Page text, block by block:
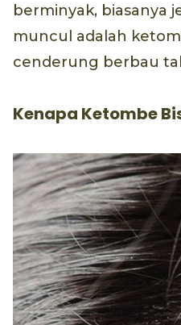
berminyak, biasanya
muncul adalah
cenderung berbau
Kenapa Ketombe